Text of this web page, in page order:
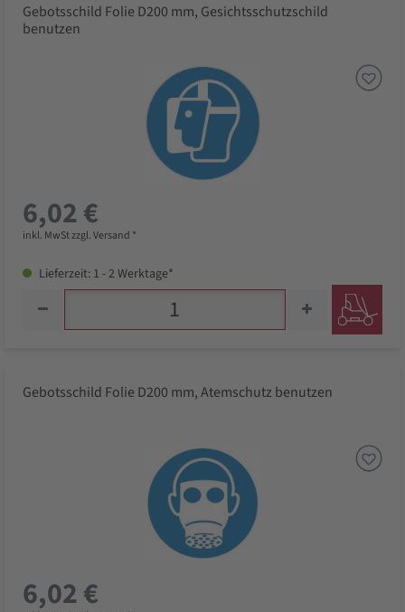
Gebotsschild Folie D200 mm, Gesichtsschutzschild
benutzen
6,02 €
inkl. MwSt zzgl. Versand *
Lieferzeit: 1 - 2 Werktage*
Gebotsschild Folie D200 mm, Atemschutz benutzen
6,02 €